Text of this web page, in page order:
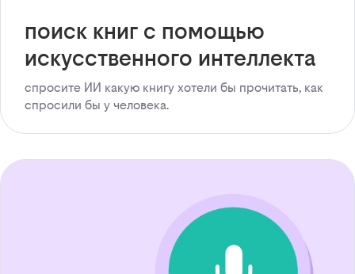
поиск книг с помощью
искусственного интеллекта
спросите ИИ какую книгу хотели бы прочитать, как
спросили бы у человека.